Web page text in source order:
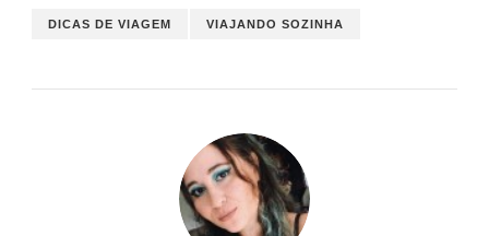
DICAS DE VIAGEM VIAJANDO SOZINHA